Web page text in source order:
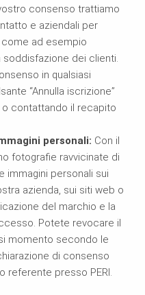
consenso trattiamo
e aziendali per
ad esempio
dei clienti.
in qualsiasi
“Annulla iscrizione”
contattando il recapito
personali: Con il
fotografie ravvicinate di
immagini personali sui
azienda, sui siti web o
del marchio e la
Potete revocare il
momento secondo le
di consenso
referente presso PERI.